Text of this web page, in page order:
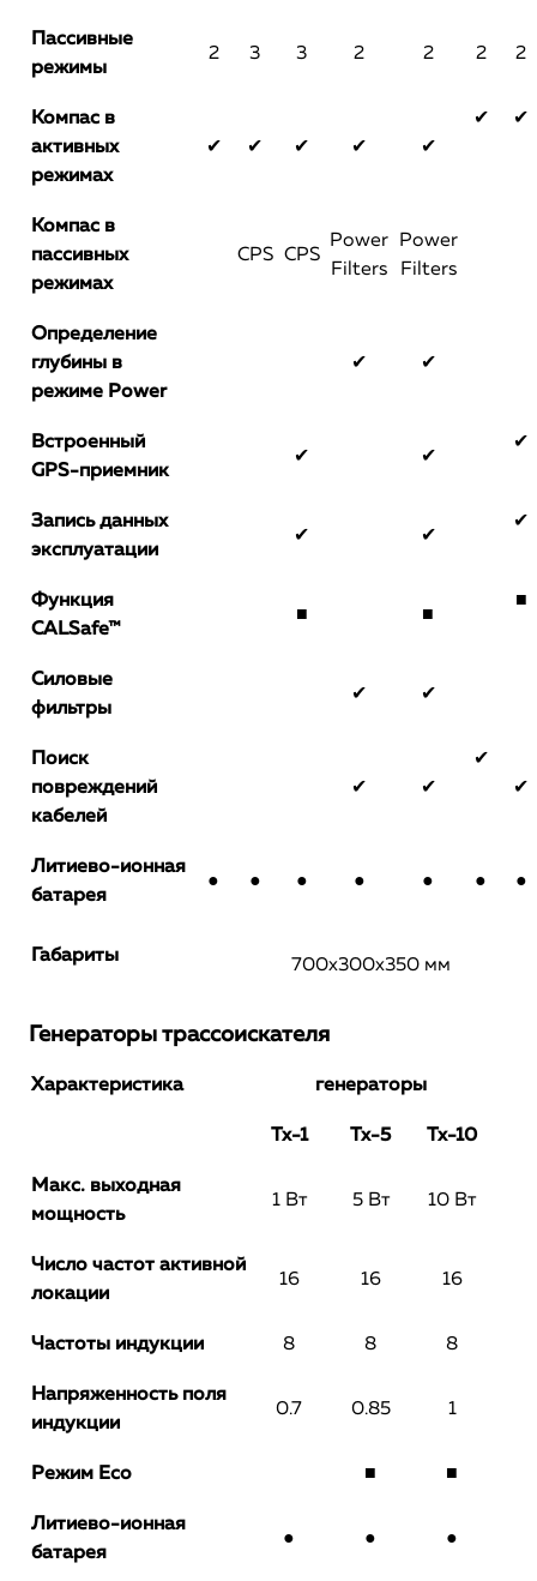
Пассивные
режимы
2 3 3 2 2 2 2
Компас в
активных
режимах
✔ ✔ ✔ ✔ ✔
✔ ✔
Компас в
пассивных
режимах
CPS CPS
Power
Filters
Power
Filters
Определение
глубины в
режиме Power
✔ ✔
Встроенный
GPS-приемник
✔ ✔
✔
Запись данных
эксплуатации
✔ ✔
✔
Функция
CALSafe™
■ ■
■
Силовые
фильтры
✔ ✔
Поиск
повреждений
кабелей
✔ ✔
✔
✔
Литиево-ионная
батарея
● ● ● ● ● ● ●
Габариты 700х300х350 мм
Генераторы трассоискателя
Характеристика генераторы
Tx-1 Tx-5 Tx-10
Макс. выходная
мощность
1 Вт 5 Вт 10 Вт
Число частот активной
локации
16 16 16
Частоты индукции 8 8 8
Напряженность поля
индукции
0.7 0.85 1
Режим Eco ■ ■
Литиево-ионная
батарея
● ● ●